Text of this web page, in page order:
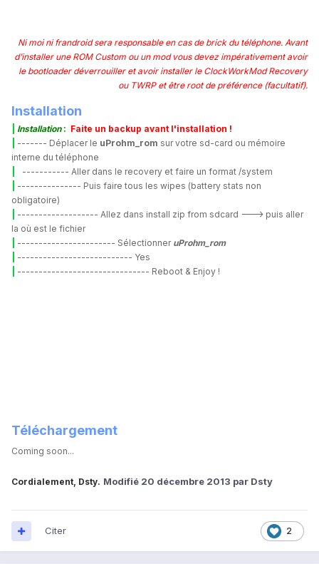
Ni moi ni frandroid sera responsable en cas de brick du téléphone. Avant
d’installer une ROM Custom ou un mod vous devez impérativement avoir
le bootloader déverrouiller et avoir installer le ClockWorkMod Recovery
ou TWRP et être root de préférence (facultatif).
Installation
Installation: Faite un backup avant l'installation !
------- Déplacer le uProhm_rom sur votre sd-card ou mémoire
interne du téléphone
----------- Aller dans le recovery et faire un format /system
--------------- Puis faire tous les wipes (battery stats non
obligatoire)
------------------- Allez dans install zip from sdcard ---> puis aller
la où est le fichier
----------------------- Sélectionner uProhm_rom
--------------------------- Yes
------------------------------- Reboot & Enjoy !
Téléchargement
Coming soon...
Cordialement, Dsty. Modifié 20 décembre 2013 par Dsty
2
Citer